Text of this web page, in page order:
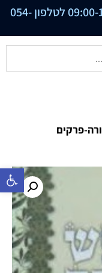
פתח סרגל
054-
פרקים